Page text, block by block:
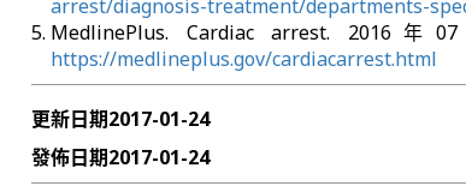
arrest/diagnosis-treatment/departments-
MedlinePlus. Cardiac arrest. 2016
https://medlineplus.gov/cardiacarrest.html
更新日期2017-01-24
發佈日期2017-01-24